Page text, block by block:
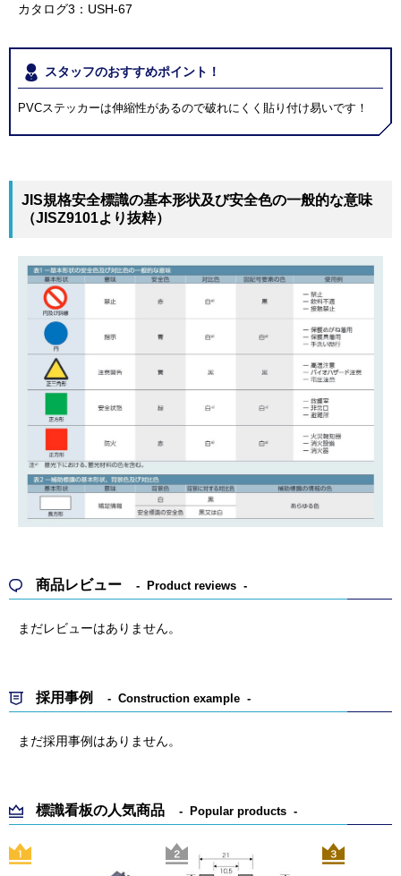
カタログ3：USH-67
スタッフのおすすめポイント！
PVCステッカーは伸縮性があるので破れにくく貼り付け易いです！
JIS規格安全標識の基本形状及び安全色の一般的な意味
（JISZ9101より抜粋）
商品レビュー Product reviews
まだレビューはありません。
採用事例 Construction example
まだ採用事例はありません。
標識看板の人気商品 Popular products